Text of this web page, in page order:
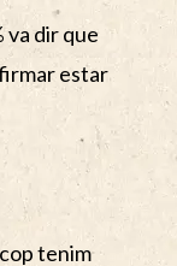
va dir que
estar
tenim